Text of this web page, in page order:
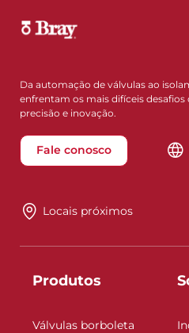
Da automação de válvulas ao
enfrentam os mais difíceis
precisão e inovação.
Fale conosco
Locais próximos
Produtos
Válvulas borboleta